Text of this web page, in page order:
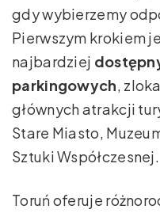
gdy wybierzemy
Pierwszym krokiem
najbardziej
parkingowych,
głównych atrakcji
Stare Miasto,
Sztuki Współczesnej.
Toruń oferuje